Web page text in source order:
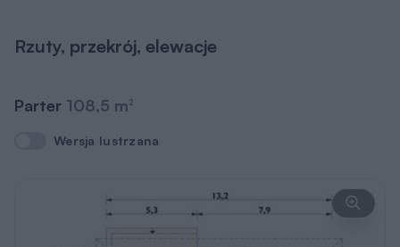
Rzuty, przekrój, elewacje
Parter 108,5 m2
Wersja lustrzana
Wersja lustrzana